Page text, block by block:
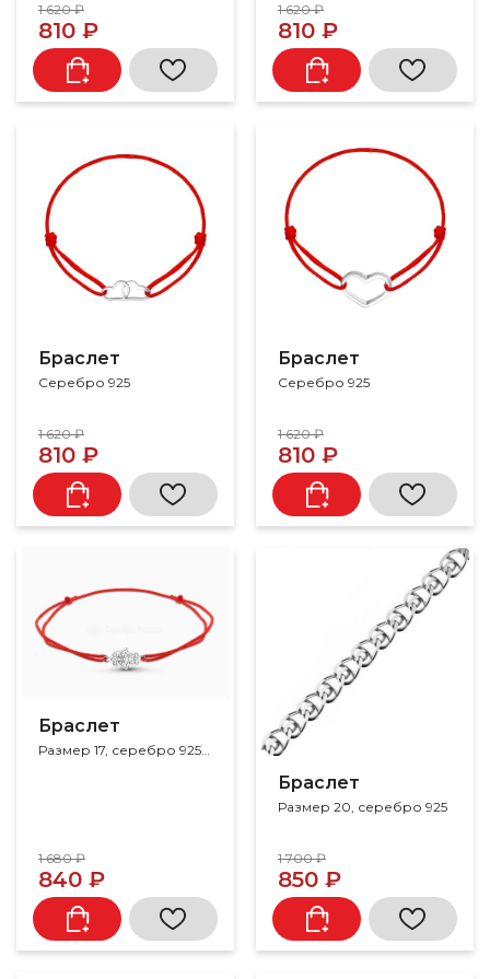
1 620 ₽
810 ₽
1 620 ₽
810 ₽
Браслет
Серебро 925
1 620 ₽
810 ₽
Браслет
Серебро 925
1 620 ₽
810 ₽
Браслет
1 680 ₽
840 ₽
Браслет
Размер 20, серебро 925
1 700 ₽
850 ₽